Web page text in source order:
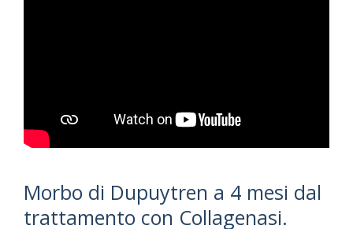
Morbo di Dupuytren a 4 mesi dal
trattamento con Collagenasi.